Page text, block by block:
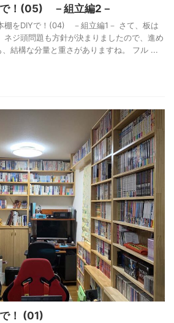
！(05) －組立編2－
をDIYで！(04) －組立編1－ さて、板は
ネジ頭問題も方針が決まりましたので、進め
、結構な分量と重さがありますね。 フル ...
！ (01)